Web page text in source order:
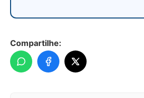
Compartilhe: